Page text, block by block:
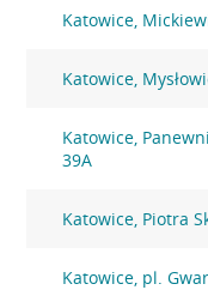
Katowice,
Katowice,
Katowice,
39A
Katowice, Piotra
Katowice, pl.